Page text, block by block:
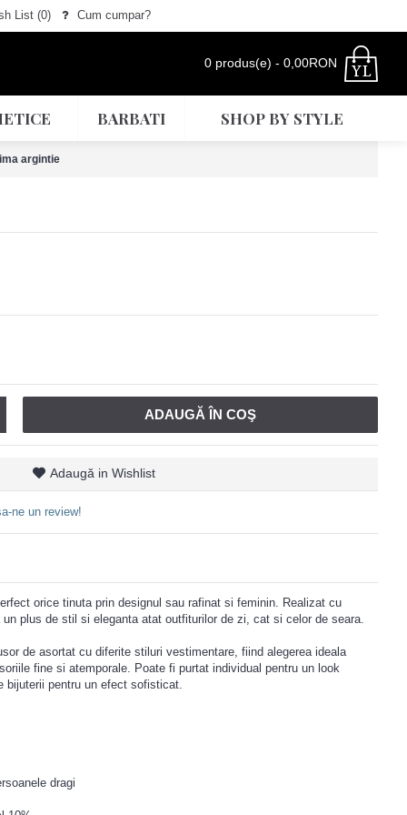
List (0) Cum cumpar?
0 produs(e) - 0,00RON
BARBATI SHOP BY STYLE
argintie
ADAUGĂ ÎN COŞ
Adaugă in Wishlist
ne un review!
orice tinuta prin designul sau rafinat si feminin. Realizat cu
plus de stil si eleganta atat outfiturilor de zi, cat si celor de seara.
de asortat cu diferite stiluri vestimentare, fiind alegerea ideala
fine si atemporale. Poate fi purtat individual pentru un look
bijuterii pentru un efect sofisticat.
dragi